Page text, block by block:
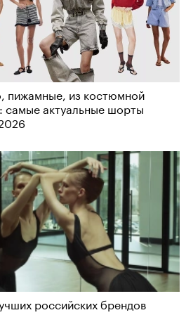
пижамные, из костюмной
самые актуальные шорты
российских брендов
которые нельзя
пижамные, из костюмной
самые актуальные шорты